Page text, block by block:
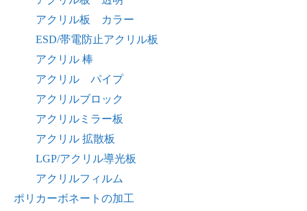
アクリル板 カラー
ESD/帯電防止アクリル板
アクリル 棒
アクリル パイプ
アクリルブロック
アクリルミラー板
アクリル 拡散板
LGP/アクリル導光板
アクリルフィルム
ポリカーボネートの加工